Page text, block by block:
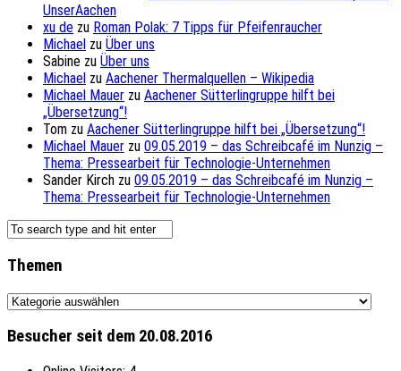
UnserAachen
xu de zu Roman Polak: 7 Tipps für Pfeifenraucher
Michael zu Über uns
Sabine zu Über uns
Michael zu Aachener Thermalquellen – Wikipedia
Michael Mauer zu Aachener Sütterlingruppe hilft bei
„Übersetzung“!
Tom zu Aachener Sütterlingruppe hilft bei „Übersetzung“!
Michael Mauer zu 09.05.2019 – das Schreibcafé im Nunzig –
Thema: Pressearbeit für Technologie-Unternehmen
Sander Kirch zu 09.05.2019 – das Schreibcafé im Nunzig –
Thema: Pressearbeit für Technologie-Unternehmen
Themen
Themen
Besucher seit dem 20.08.2016